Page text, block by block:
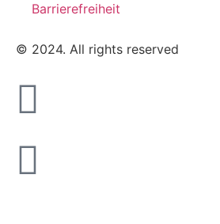
Barrierefreiheit
© 2024. All rights reserved